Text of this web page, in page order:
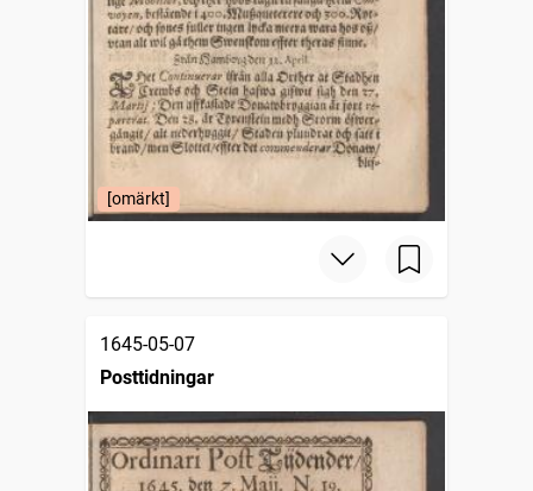
[omärkt]
1645-05-07
Posttidningar